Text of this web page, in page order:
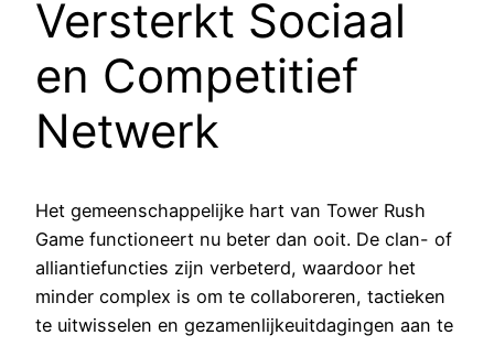
Versterkt Sociaal
en Competitief
Netwerk
Het gemeenschappelijke hart van Tower Rush
Game functioneert nu beter dan ooit. De clan- of
alliantiefuncties zijn verbeterd, waardoor het
minder complex is om te collaboreren, tactieken
te uitwisselen en gezamenlijkeuitdagingen aan te